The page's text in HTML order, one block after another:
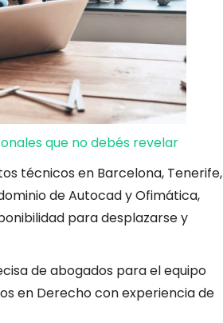
que no debés revelar
técnicos en Barcelona, Tenerife,
de Autocad y Ofimática,
para desplazarse y
de abogados para el equipo
en Derecho con experiencia de